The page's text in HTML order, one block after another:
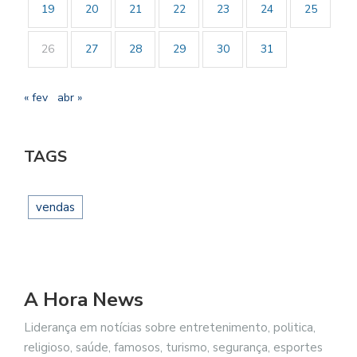
19 20 21 22 23 24 25
26 27 28 29 30 31
« fev abr »
TAGS
vendas
A Hora News
Liderança em notícias sobre entretenimento, politica,
religioso, saúde, famosos, turismo, segurança, esportes